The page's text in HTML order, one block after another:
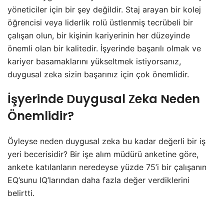
yöneticiler için bir şey değildir. Staj arayan bir kolej
öğrencisi veya liderlik rolü üstlenmiş tecrübeli bir
çalışan olun, bir kişinin kariyerinin her düzeyinde
önemli olan bir kalitedir. İşyerinde başarılı olmak ve
kariyer basamaklarını yükseltmek istiyorsanız,
duygusal zeka sizin başarınız için çok önemlidir.
İşyerinde Duygusal Zeka Neden
Önemlidir?
Öyleyse neden duygusal zeka bu kadar değerli bir iş
yeri becerisidir? Bir işe alım müdürü anketine göre,
ankete katılanların neredeyse yüzde 75’i bir çalışanın
EQ’sunu IQ’larından daha fazla değer verdiklerini
belirtti.